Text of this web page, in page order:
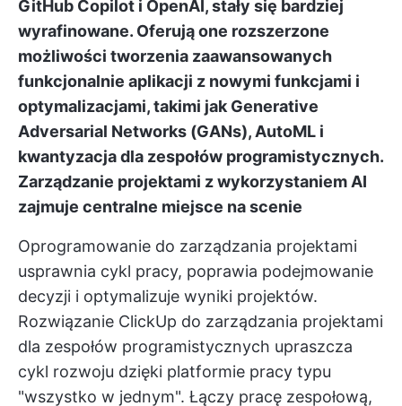
GitHub Copilot i OpenAI, stały się bardziej
wyrafinowane. Oferują one rozszerzone
możliwości tworzenia zaawansowanych
funkcjonalnie aplikacji z nowymi funkcjami i
optymalizacjami, takimi jak Generative
Adversarial Networks (GANs), AutoML i
kwantyzacja dla zespołów programistycznych.
Zarządzanie projektami z wykorzystaniem AI
zajmuje centralne miejsce na scenie
Oprogramowanie do zarządzania projektami
usprawnia cykl pracy, poprawia podejmowanie
decyzji i optymalizuje wyniki projektów.
Rozwiązanie ClickUp do zarządzania projektami
dla zespołów programistycznych upraszcza
cykl rozwoju dzięki platformie pracy typu
"wszystko w jednym". Łączy pracę zespołową,